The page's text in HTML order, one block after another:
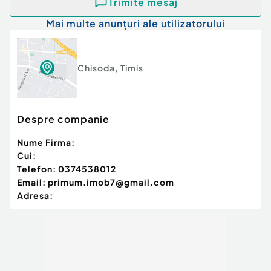
Incalzire in pardoseala cu centrala proprie pe gaz
Usa exterioara PVC tripan
Usi interioare MDF
Tamplarie PVC Salamander, geam tripan
Acoperis din tigla Tondach
Zidarie solida cu caramida Wienerberger de 30
Mai multe anunțuri ale utilizatorului
Chisoda, Timis
Despre companie
Nume Firma:
Cui:
Telefon: 0374538012
Email: primum.imob7@gmail.com
Adresa: